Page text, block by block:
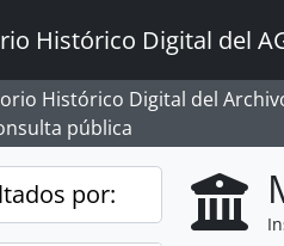
Histórico Digital del
Histórico Digital del
pública
por: